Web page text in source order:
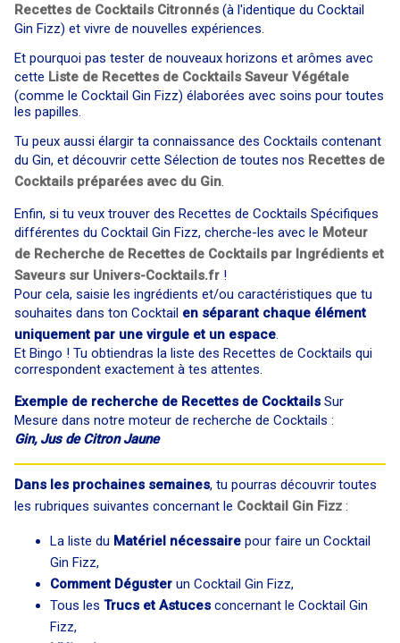
Recettes de Cocktails Citronnés (à l'identique du Cocktail
Gin Fizz) et vivre de nouvelles expériences.
Et pourquoi pas tester de nouveaux horizons et arômes avec
cette Liste de Recettes de Cocktails Saveur Végétale
(comme le Cocktail Gin Fizz) élaborées avec soins pour toutes
les papilles.
Tu peux aussi élargir ta connaissance des Cocktails contenant
du Gin, et découvrir cette Sélection de toutes nos Recettes de
Cocktails préparées avec du Gin.
Enfin, si tu veux trouver des Recettes de Cocktails Spécifiques
différentes du Cocktail Gin Fizz, cherche-les avec le Moteur
de Recherche de Recettes de Cocktails par Ingrédients et
Saveurs sur Univers-Cocktails.fr !
Pour cela, saisie les ingrédients et/ou caractéristiques que tu
souhaites dans ton Cocktail en séparant chaque élément
uniquement par une virgule et un espace.
Et Bingo ! Tu obtiendras la liste des Recettes de Cocktails qui
correspondent exactement à tes attentes.
Exemple de recherche de Recettes de Cocktails Sur
Mesure dans notre moteur de recherche de Cocktails :
Gin, Jus de Citron Jaune
Dans les prochaines semaines, tu pourras découvrir toutes
les rubriques suivantes concernant le Cocktail Gin Fizz :
La liste du Matériel nécessaire pour faire un Cocktail
Gin Fizz,
Comment Déguster un Cocktail Gin Fizz,
Tous les Trucs et Astuces concernant le Cocktail Gin
Fizz,